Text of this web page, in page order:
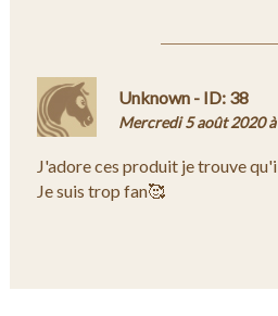
Unknown - ID: 38
Mercredi 5 août 2020
J'adore ces produit je trouve
Je suis trop fan🥰